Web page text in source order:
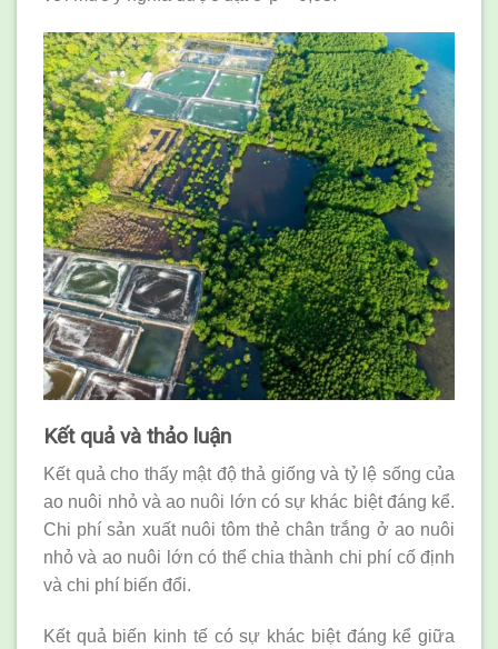
Kết quả và thảo luận
Kết quả cho thấy mật độ thả giống và tỷ lệ sống của
ao nuôi nhỏ và ao nuôi lớn có sự khác biệt đáng kể.
Chi phí sản xuất nuôi tôm thẻ chân trắng ở ao nuôi
nhỏ và ao nuôi lớn có thể chia thành chi phí cố định
và chi phí biến đổi.
Kết quả biến kinh tế có sự khác biệt đáng kể giữa